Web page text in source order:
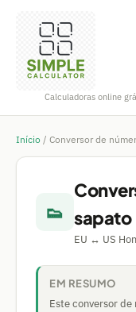
Calculadoras online
Início / Conversor de
👟 sapato
EU ↔ US
EM RESUMO
Este conversor